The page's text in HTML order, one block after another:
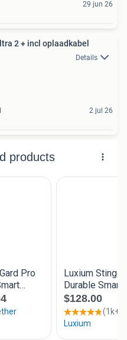
29 jun 26
2 + incl oplaadkabel
Details
2 jul 26